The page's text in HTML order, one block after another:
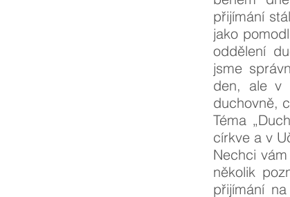
přijímání
jako
oddělení
jsme
den, ale v
duchovně,
Téma
církve a v
Nechci
několik
přijímání